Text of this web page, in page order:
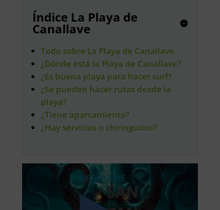
Índice La Playa de
Canallave
Todo sobre La Playa de Canallave
¿Dónde está la Playa de Canallave?
¿Es buena playa para hacer surf?
¿Se pueden hacer rutas desde la
playa?
¿Tiene aparcamiento?
¿Hay servicios o chiringuitos?